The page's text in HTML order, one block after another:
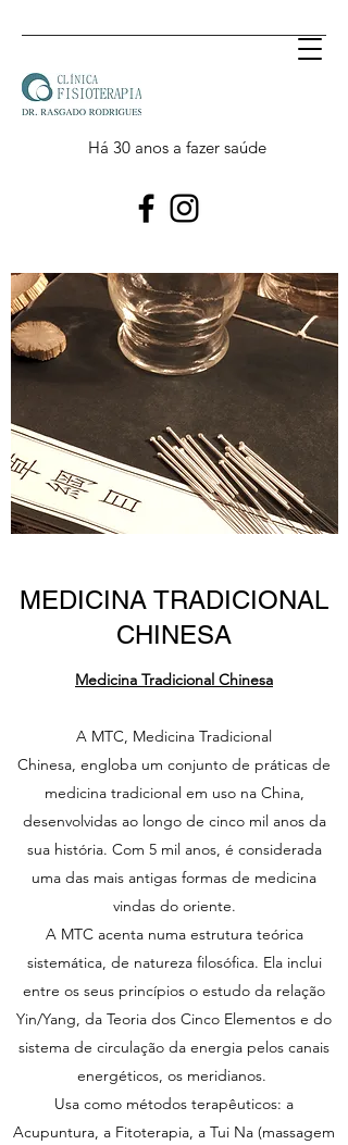
Há 30 anos a fazer saúde
MEDICINA TRADICIONAL
CHINESA
Medicina Tradicional Chinesa
A MTC, Medicina Tradicional
Chinesa, engloba um conjunto de práticas de
medicina tradicional em uso na China,
desenvolvidas ao longo de cinco mil anos da
sua história. Com 5 mil anos, é considerada
uma das mais antigas formas de medicina
vindas do oriente.
A MTC acenta numa estrutura teórica
sistemática, de natureza filosófica. Ela inclui
entre os seus princípios o estudo da relação
Yin/Yang, da Teoria dos Cinco Elementos e do
sistema de circulação da energia pelos canais
energéticos, os meridianos.
Usa como métodos terapêuticos: a
Acupuntura, a Fitoterapia, a Tui Na (massagem